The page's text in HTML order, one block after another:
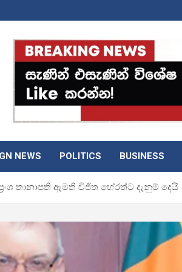
NEWS POLITICS BUSINESS
තානාපති ඇමති විජිත හේරත්ට දැනුම් දෙයි